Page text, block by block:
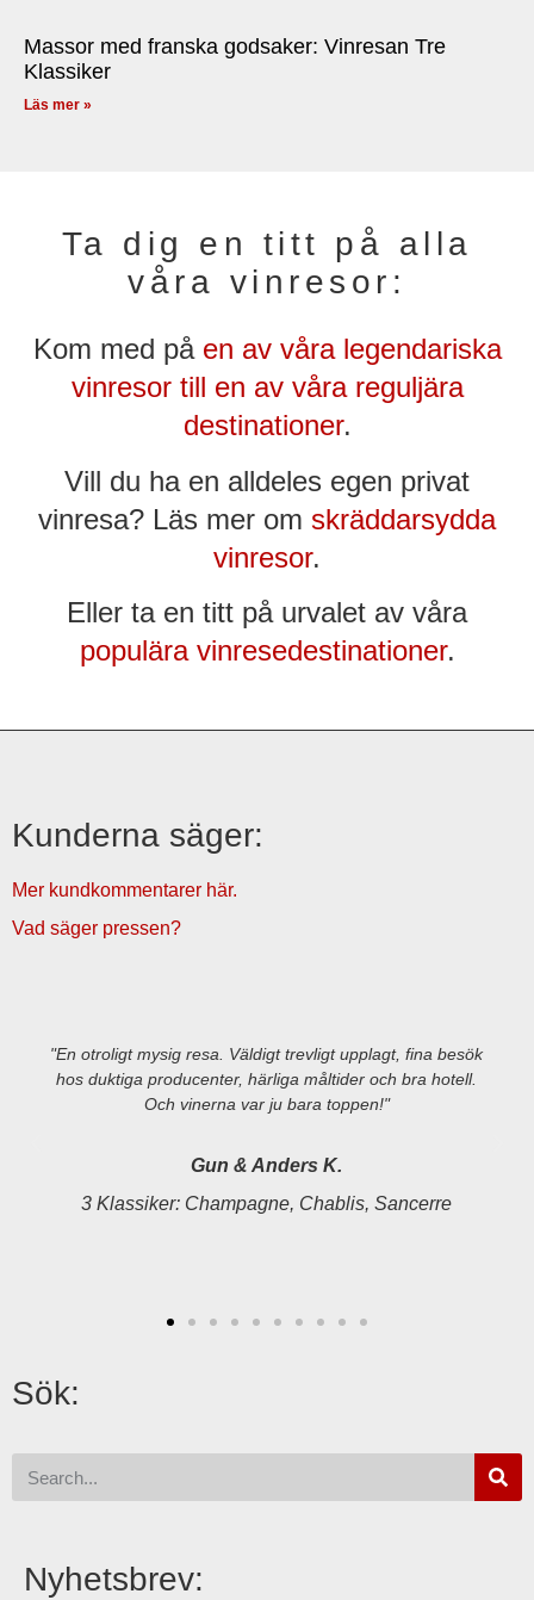
Massor med franska godsaker: Vinresan Tre
Klassiker
Läs mer »
Ta dig en titt på alla
våra vinresor:
Kom med på en av våra legendariska
vinresor till en av våra reguljära
destinationer.
Vill du ha en alldeles egen privat
vinresa? Läs mer om skräddarsydda
vinresor.
Eller ta en titt på urvalet av våra
populära vinresedestinationer.
Kunderna säger:
Mer kundkommentarer här.
Vad säger pressen?
"En otroligt mysig resa. Väldigt trevligt upplagt, fina besök
hos duktiga producenter, härliga måltider och bra hotell.
Och vinerna var ju bara toppen!"
Gun & Anders K.
3 Klassiker: Champagne, Chablis, Sancerre
Sök:
Nyhetsbrev: